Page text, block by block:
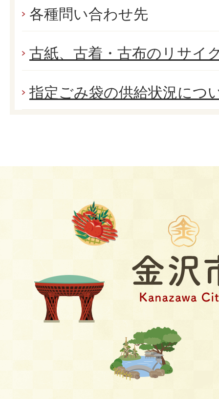
各種問い合わせ先
古紙、古着・古布のリサイ
指定ごみ袋の供給状況につ